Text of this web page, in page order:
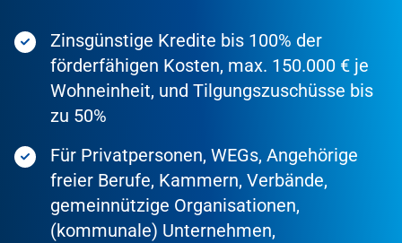
Zinsgünstige Kredite bis 100% der
förderfähigen Kosten, max. 150.000 € je
Wohneinheit, und Tilgungszuschüsse bis
zu 50%
Für Privatpersonen, WEGs, Angehörige
freier Berufe, Kammern, Verbände,
gemeinnützige Organisationen,
(kommunale) Unternehmen,